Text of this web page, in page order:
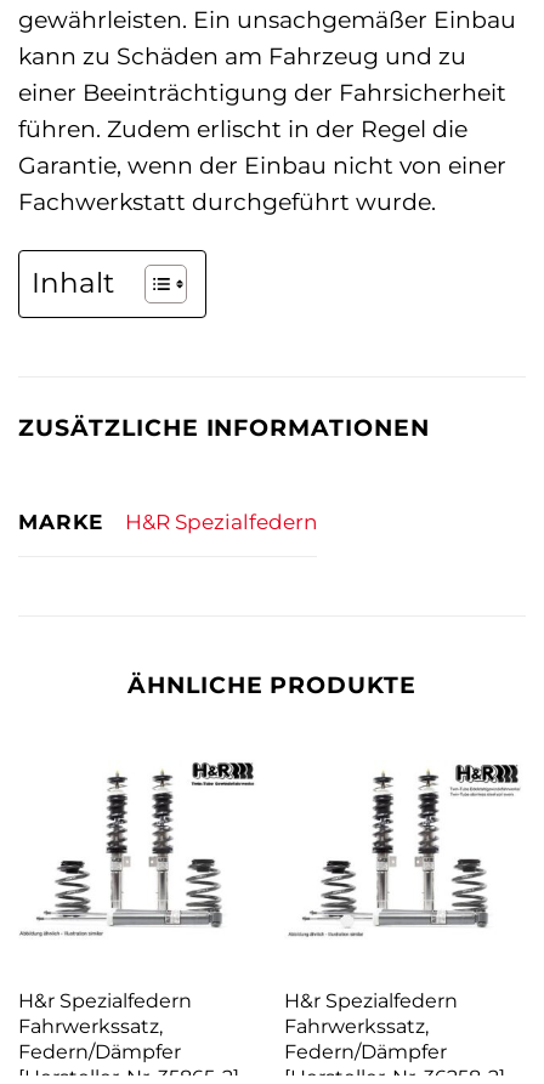
gewährleisten. Ein unsachgemäßer Einbau
kann zu Schäden am Fahrzeug und zu
einer Beeinträchtigung der Fahrsicherheit
führen. Zudem erlischt in der Regel die
Garantie, wenn der Einbau nicht von einer
Fachwerkstatt durchgeführt wurde.
Inhalt
ZUSÄTZLICHE INFORMATIONEN
MARKE H&R Spezialfedern
ÄHNLICHE PRODUKTE
H&r Spezialfedern
Fahrwerkssatz,
Federn/Dämpfer
[Hersteller-Nr. 35865-2]
H&r Spezialfedern
Fahrwerkssatz,
Federn/Dämpfer
[Hersteller-Nr. 36258-2]